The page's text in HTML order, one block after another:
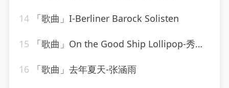
14 「歌曲」I-Berliner Barock Solisten
15 「歌曲」On the Good Ship Lollipop-秀兰·邓波儿_20260806_093615
16 「歌曲」去年夏天-张涵雨